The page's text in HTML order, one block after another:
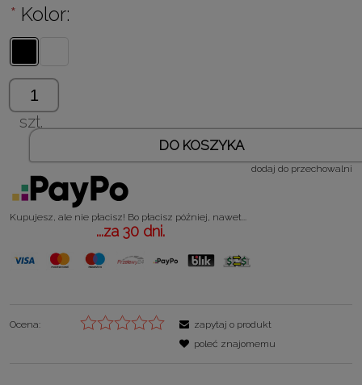
* Kolor:
szt.
DO KOSZYKA
dodaj do przechowalni
Kupujesz, ale nie płacisz! Bo płacisz później, nawet...
...za 30 dni.
Ocena:
zapytaj o produkt
poleć znajomemu